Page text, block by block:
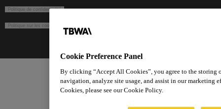
Politique de confidentialité
Politique sur les cookies
Cookie Preference Panel
By clicking “Accept All Cookies”, you agree to the storing
navigation, analyze site usage, and assist in our marketing
Cookies, please see our Cookie Policy.